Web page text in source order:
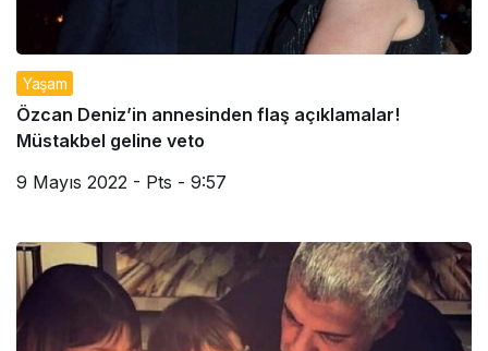
Yaşam
Özcan Deniz’in annesinden flaş açıklamalar!
Müstakbel geline veto
9 Mayıs 2022 - Pts - 9:57